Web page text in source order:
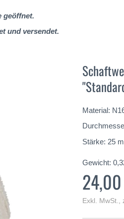
geöffnet.
und versendet.
Material:
Stärke: 25
Gewicht:
Exkl. MwSt.